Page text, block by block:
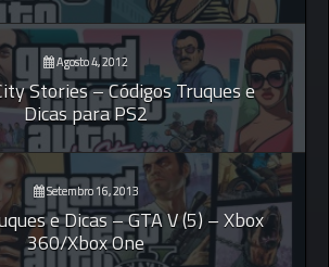
Agosto 4, 2012
Stories – Códigos Truques e
Dicas para PS2
Setembro 16, 2013
e Dicas – GTA V (5) – Xbox
360/Xbox One